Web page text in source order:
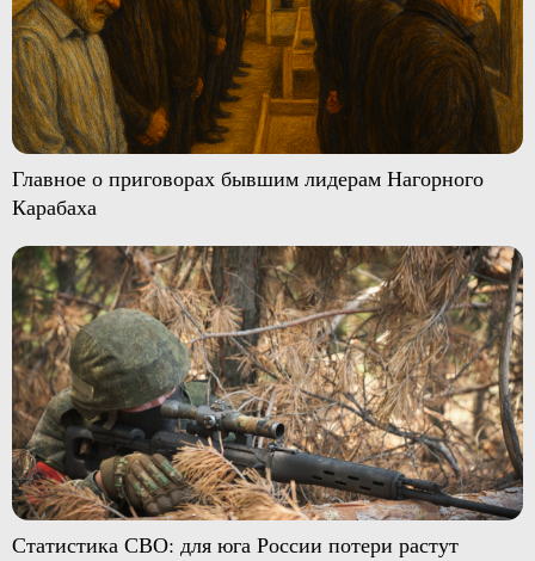
Главное о приговорах бывшим лидерам Нагорного
Карабаха
Статистика СВО: для юга России потери растут